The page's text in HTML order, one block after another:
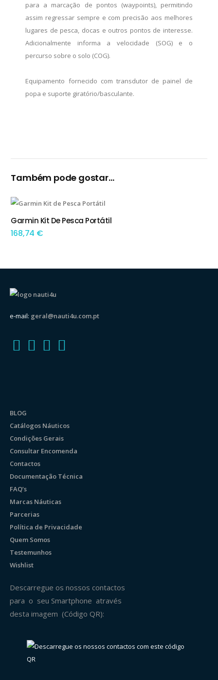
para a marcação de pontos (waypoints), permitindo
assim regressar sempre e com precisão aos melhores
lugares de pesca, docas e outros pontos de interesse.
Adicionalmente informa a velocidade (SOG) e o
percurso sobre o solo (COG).
Equipamento fornecido com transdutor de painel de
popa e suporte giratório/basculante.
Também pode gostar…
ADICIONAR
Garmin Kit De Pesca Portátil
168,74 €
e-mail: geral@nauti4u.com.pt
BLOG
Catálogos Náuticos
Condições Gerais
Consultar Encomenda
Contactos
Documentação Técnica
FAQ’s
Marcas Náuticas
Parcerias
Política de Privacidade
Quem Somos
Testemunhos
Wishlist
Descarregue os nossos contactos
para o seu Smartphone através
desta imagem (Código QR):